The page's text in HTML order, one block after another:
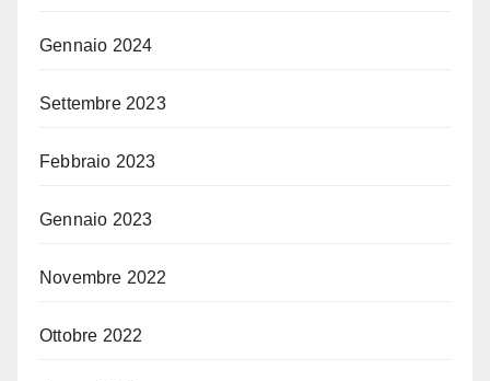
Gennaio 2024
Settembre 2023
Febbraio 2023
Gennaio 2023
Novembre 2022
Ottobre 2022